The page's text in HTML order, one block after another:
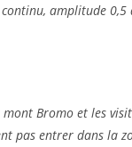
amplitude 0,5
mont Bromo et les
pas entrer dans la